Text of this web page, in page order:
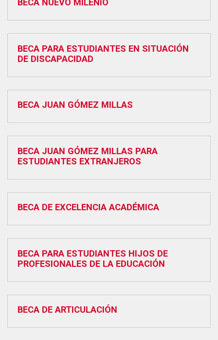
BECA NUEVO MILENIO
BECA PARA ESTUDIANTES EN SITUACIÓN
DE DISCAPACIDAD
BECA JUAN GÓMEZ MILLAS
BECA JUAN GÓMEZ MILLAS PARA
ESTUDIANTES EXTRANJEROS
BECA DE EXCELENCIA ACADÉMICA
BECA PARA ESTUDIANTES HIJOS DE
PROFESIONALES DE LA EDUCACIÓN
BECA DE ARTICULACIÓN